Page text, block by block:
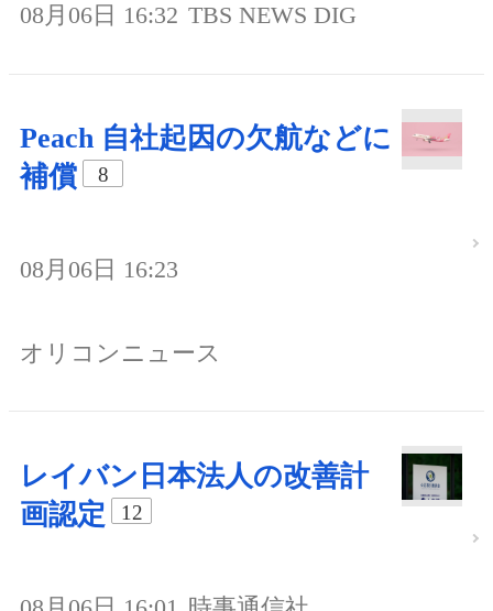
08月06日 16:32 TBS NEWS DIG
Peach 自社起因の欠航などに
補償
8
08月06日 16:23
オリコンニュース
レイバン日本法人の改善計
画認定
12